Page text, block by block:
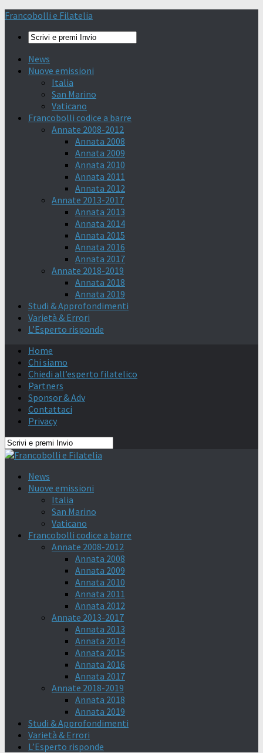
Francobolli e Filatelia
News
Nuove emissioni
Italia
San Marino
Vaticano
Francobolli codice a barre
Annate 2008-2012
Annata 2008
Annata 2009
Annata 2010
Annata 2011
Annata 2012
Annate 2013-2017
Annata 2013
Annata 2014
Annata 2015
Annata 2016
Annata 2017
Annate 2018-2019
Annata 2018
Annata 2019
Studi & Approfondimenti
Varietà & Errori
L’Esperto risponde
Home
Chi siamo
Chiedi all’esperto filatelico
Partners
Sponsor & Adv
Contattaci
Privacy
News
Nuove emissioni
Italia
San Marino
Vaticano
Francobolli codice a barre
Annate 2008-2012
Annata 2008
Annata 2009
Annata 2010
Annata 2011
Annata 2012
Annate 2013-2017
Annata 2013
Annata 2014
Annata 2015
Annata 2016
Annata 2017
Annate 2018-2019
Annata 2018
Annata 2019
Studi & Approfondimenti
Varietà & Errori
L’Esperto risponde